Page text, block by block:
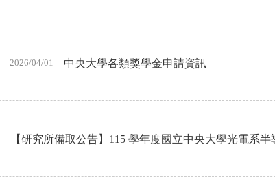
2026/04/01 中央大學各類獎學金申請資訊
【研究所備取公告】115 學年度國立中央大學光電系